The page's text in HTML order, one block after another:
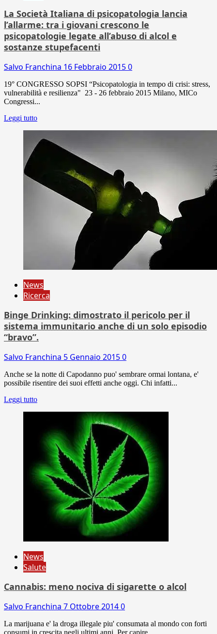
La Società Italiana di psicopatologia lancia
l’allarme: tra i giovani crescono le
psicopatologie legate all’abuso di alcol e
sostanze stupefacenti
Salvo Franchina 16 Febbraio 20150
19° CONGRESSO SOPSI “Psicopatologia in tempo di crisi: stress,
vulnerabilità e resilienza" 23 - 26 febbraio 2015 Milano, MICo
Congressi...
Leggi tutto
News
Ricerca
Binge Drinking: dimostrato il pericolo per il
sistema immunitario anche di un solo episodio
“bravo”.
Salvo Franchina 5 Gennaio 20150
Anche se la notte di Capodanno puo' sembrare ormai lontana, e'
possibile risentire dei suoi effetti anche oggi. Chi infatti...
Leggi tutto
News
Salute
Cannabis: meno nociva di sigarette o alcol
Salvo Franchina 7 Ottobre 20140
La marijuana e' la droga illegale piu' consumata al mondo con forti
consumi in crescita negli ultimi anni. Per capire...